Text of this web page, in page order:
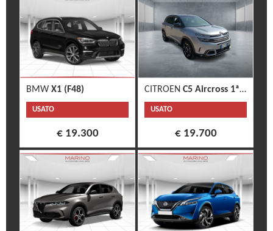
BMW X1 (F48)
USATO
€ 19.300
CITROEN C5 Aircross 1ª s.
USATO
€ 19.700